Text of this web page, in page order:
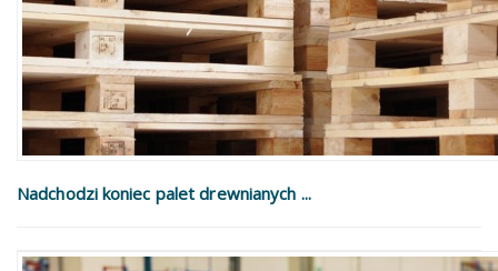
Nadchodzi koniec palet drewnianych ...